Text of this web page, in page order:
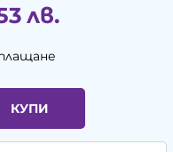
лв.
КУПИ